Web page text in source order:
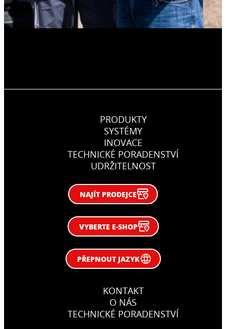
PRODUKTY
SYSTÉMY
INOVACE
TECHNICKÉ PORADENSTVÍ
UDRŽITELNOST
NAJÍT PRODEJCE
VYBERTE E-SHOP
PŘEPNOUT JAZYK
KONTAKT
O NÁS
TECHNICKÉ PORADENSTVÍ